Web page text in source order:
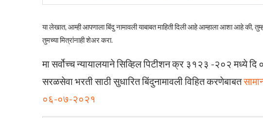
या लेखात, आम्ही आपणाला बिंदु नामावली याबाबत माहिती दिली आहे आम्हाला आशा आहे की,
तुमच्या मित्रांनाही शेअर करा.
मा सर्वोच्च न्यायालयाने सिव्हिल पिटीशन क्र ३१२३ -२०२ मध्ये दि
सरळसेवा भरती साठी सुधारित बिंदुनामावली विहित करणेबाबत
०६-०७-२०२१